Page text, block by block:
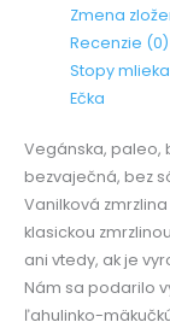
Zmena
Recenzie (0)
Stopy mlieka
Ečka
Vegánska, paleo,
bezvaječná, bez
Vanilková
klasickou
ani vtedy, ak je
Nám sa podarilo
ľahulinko-